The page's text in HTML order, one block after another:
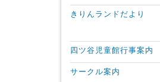
きりんランドだより
四ツ谷児童館行事案内
サークル案内